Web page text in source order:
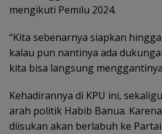
mengikuti Pemilu 2024.
“Kita sebenarnya siapkan
kalau pun nantinya ada
kita bisa langsung
Kehadirannya di KPU ini,
arah politik Habib Banua.
diisukan akan berlabuh ke